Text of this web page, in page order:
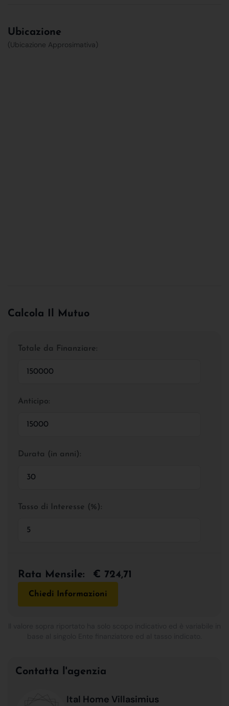
Ubicazione
(Ubicazione Approsimativa)
Calcola Il Mutuo
Totale da Finanziare:
Anticipo:
Durata (in anni):
Tasso di Interesse (%):
Rata Mensile: € 724,71
Chiedi Informazioni
Contatta l'agenzia
Ital Home Villasimius